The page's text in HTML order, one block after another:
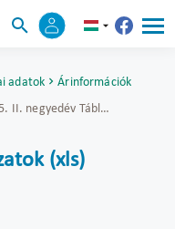
adatok
Árinformációk
2015. II. negyedév Táblázatok (xls)
(xls)